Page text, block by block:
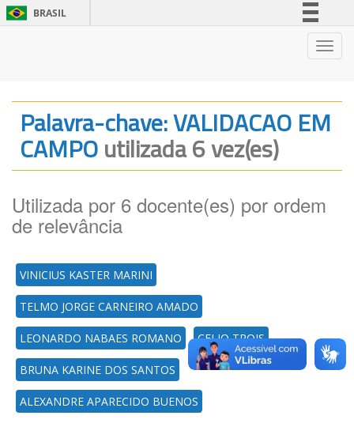
BRASIL
Legislação
Canais
Palavra-chave: VALIDACAO EM
CAMPOutilizada 6 vez(es)
Utilizada por 6 docente(es) por ordem
de relevância
VINICIUS KASTER MARINI
TELMO JORGE CARNEIRO AMADO
LEONARDO NABAES ROMANO CELIO TROIS
BRUNA KARINE DOS SANTOS
ALEXANDRE APARECIDO BUENOS